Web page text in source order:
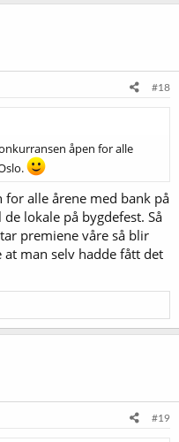
#18
åpen for alle
alle årene med bank på
lokale på bygdefest. Så
premiene våre så blir
at man selv hadde fått det
#19